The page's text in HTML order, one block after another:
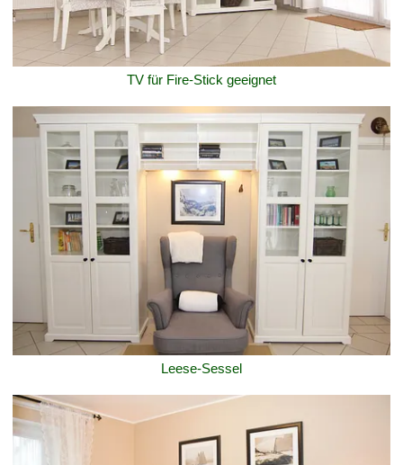
TV für Fire-Stick geeignet
Leese-Sessel